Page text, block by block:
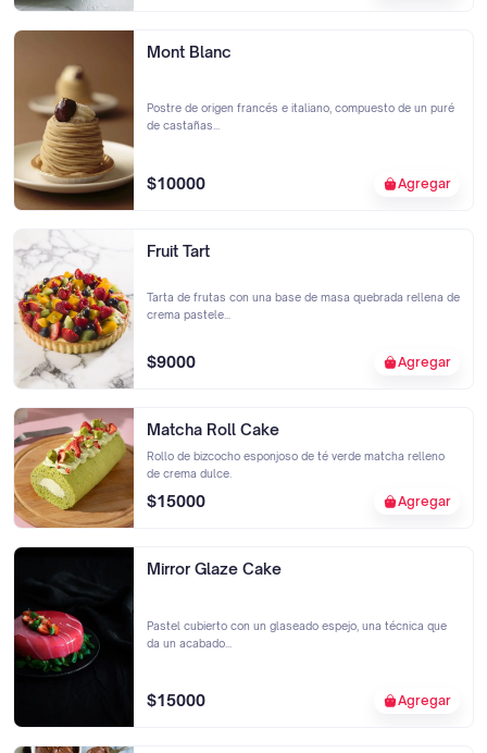
Mont Blanc
Postre de origen francés e italiano, compuesto de un puré
de castañas...
$10000 Agregar
Fruit Tart
Tarta de frutas con una base de masa quebrada rellena de
crema pastele...
$9000 Agregar
Matcha Roll Cake
Rollo de bizcocho esponjoso de té verde matcha relleno
de crema dulce.
$15000 Agregar
Mirror Glaze Cake
Pastel cubierto con un glaseado espejo, una técnica que
da un acabado...
$15000 Agregar